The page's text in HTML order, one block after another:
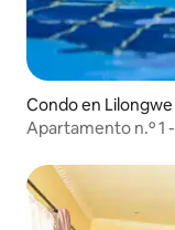
Condo en Lilongwe
Apartamento n.º 1